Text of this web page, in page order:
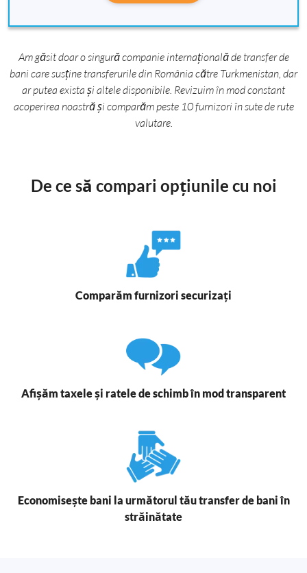
Am găsit doar o singură companie internațională de transfer de
bani care susține transferurile din România către Turkmenistan, dar
ar putea exista și altele disponibile. Revizuim în mod constant
acoperirea noastră și comparăm peste 10 furnizori în sute de rute
valutare.
De ce să compari opțiunile cu noi
Comparăm furnizori securizați
Afișăm taxele și ratele de schimb în mod transparent
Economisește bani la următorul tău transfer de bani în
străinătate